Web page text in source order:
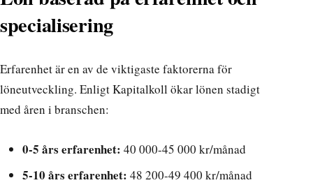
specialisering
Erfarenhet är en av de viktigaste faktorerna för
löneutveckling. EnligtKapitalkoll ökar lönen stadigt
med åren i branschen:
0-5 års erfarenhet: 40 000-45 000 kr/månad
5-10 års erfarenhet: 48 200-49 400 kr/månad